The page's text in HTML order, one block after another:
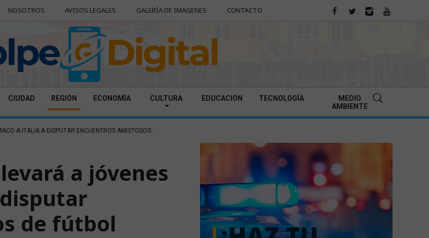
NOSOTROS AVISOS LEGALES GALERÍA DE IMAGENES CONTACTO
CIUDAD REGIÓN ECONOMÍA CULTURA EDUCACIÓN TECNOLOGÍA
MEDIO
AMBIENTE
A ITALIA A DISPUTAR ENCUENTROS AMISTOSOS...
a jóvenes
de fútbol